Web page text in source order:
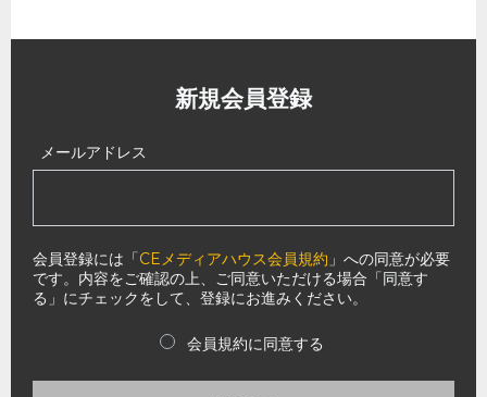
新規会員登録
メールアドレス
会員登録には「CEメディアハウス会員規約 」への同意が必要
です。内容をご確認の上、ご同意いただける場合「同意す
る」にチェックをして、登録にお進みください。
会員規約に同意する